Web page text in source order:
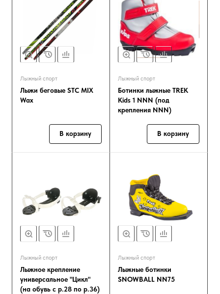
Лыжный спорт
Лыжи беговые STC MIX
Wax
В корзину
Лыжный спорт
Ботинки лыжные TREK
Kids 1 NNN (под
крепления NNN)
В корзину
Лыжный спорт
Лыжное крепление
универсальное "Цикл"
(на обувь с р.28 по р.36)
Лыжный спорт
Лыжные ботинки
SNOWBALL NN75